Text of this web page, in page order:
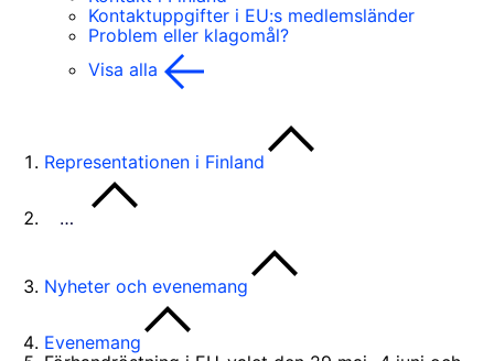
Kontaktuppgifter i EU:s medlemsländer
Problem eller klagomål?
Visa alla
Representationen i Finland
…
Nyheter och evenemang
Evenemang